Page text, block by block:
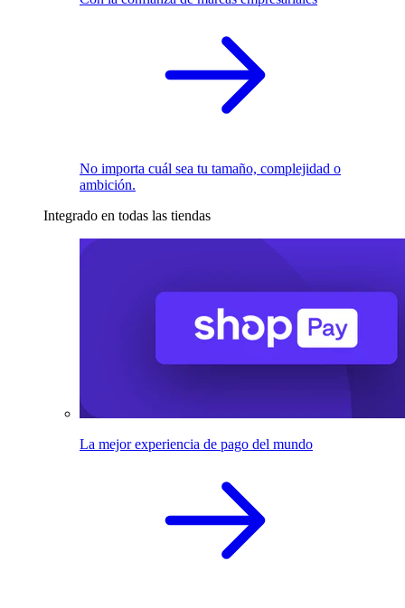
No importa cuál sea tu tamaño, complejidad o
ambición.
Integrado en todas las tiendas
La mejor experiencia de pago del mundo